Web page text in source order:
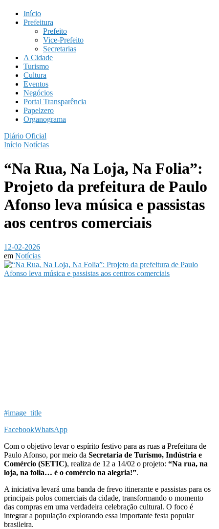
Início
Prefeitura
Prefeito
Vice-Prefeito
Secretarias
A Cidade
Turismo
Cultura
Eventos
Negócios
Portal Transparência
Papelzero
Organograma
Diário Oficial
Início Notícias
“Na Rua, Na Loja, Na Folia”:
Projeto da prefeitura de Paulo
Afonso leva música e passistas
aos centros comerciais
12-02-2026
em Notícias
#image_title
FacebookWhatsApp
Com o objetivo levar o espírito festivo para as ruas a Prefeitura de
Paulo Afonso, por meio da Secretaria de Turismo, Indústria e
Comércio (SETIC), realiza de 12 a 14/02 o projeto: “Na rua, na
loja, na folia… é o comércio na alegria!”.
A iniciativa levará uma banda de frevo itinerante e passistas para os
principais polos comerciais da cidade, transformando o momento
das compras em uma verdadeira celebração cultural. O foco é
integrar a população explorando essa importante festa popular
brasileira.